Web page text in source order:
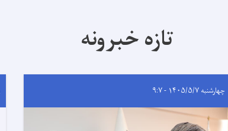
تازه خبرونه
چهارشنبه ۱۴۰۵/۵/۷ - ۹:۷